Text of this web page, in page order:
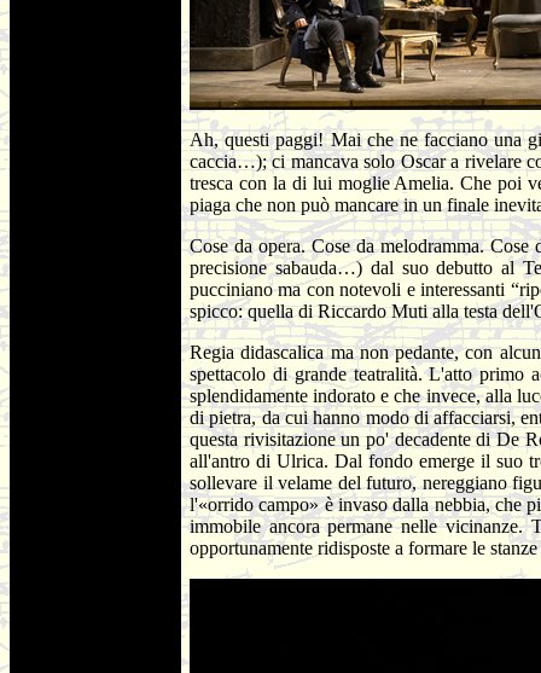
Ah, questi paggi! Mai che ne facciano una
caccia…); ci mancava solo Oscar a rivelare
tresca con la di lui moglie Amelia. Che poi
piaga che non può mancare in un finale
Cose da opera. Cose da melodramma. Cose
precisione sabauda…) dal suo debutto al
pucciniano ma con notevoli e interessanti
spicco: quella di Riccardo Muti alla testa
Regia didascalica ma non pedante, con
spettacolo di grande teatralità. L'atto primo
splendidamente indorato e che invece, alla
di pietra, da cui hanno modo di affacciarsi,
questa rivisitazione un po' decadente di De
all'antro di Ulrica. Dal fondo emerge il suo
sollevare il velame del futuro, nereggiano
l'«orrido campo» è invaso dalla nebbia, che
immobile ancora permane nelle
opportunamente ridisposte a formare le